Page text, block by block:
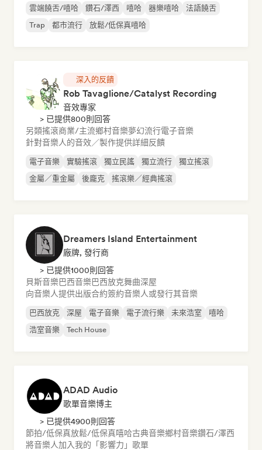
雲端饒舌/嘻哈 鑽石/澤西 嘻哈 器樂嘻哈
法語饒舌
Trap
都市流行 放鬆/低保真嘻哈
深入的反饋
Rob Tavaglione/Catalyst Recording
音效專家
> 已提供800則回答
另類搖滾商業/主流鄉村音樂夢幻流行電子音樂
針對音樂人的音效／製作提供詳細反饋
電子音樂 實驗搖滾 獨立民謠 獨立流行
獨立搖滾
金屬／重金屬
後龐克 搖滾樂／經典搖滾
Dreamers Island Entertainment
廠牌, 發行商
> 已提供1000則回答
貝斯音樂巴西音樂巴西放克舞曲深屋
向音樂人提供出版合約簽約音樂人或發行其音樂
巴西放克 深屋 電子音樂 電子流行樂 未來浩室
嘻哈
浩室音樂
Tech House
ADAD Audio
歌單音樂博主
> 已提供4900則回答
節拍/低保真放鬆/低保真嘻哈古典音樂鄉村音樂鑽石/澤西
將音樂人加入我的「影響力」歌單